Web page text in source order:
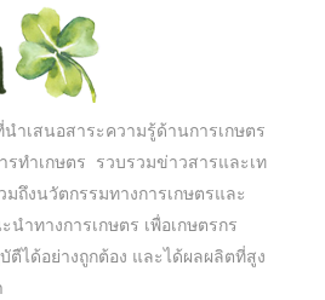
นำเสนอสาระความรู้ด้านการเกษตร
รทำเกษตร รวบรวมข่าวสารและเท
ถึงนวัตกรรมทางการเกษตรและ
ำทางการเกษตร เพื่อเกษตรกร
ได้อย่างถูกต้อง และได้ผลผลิตที่สูง